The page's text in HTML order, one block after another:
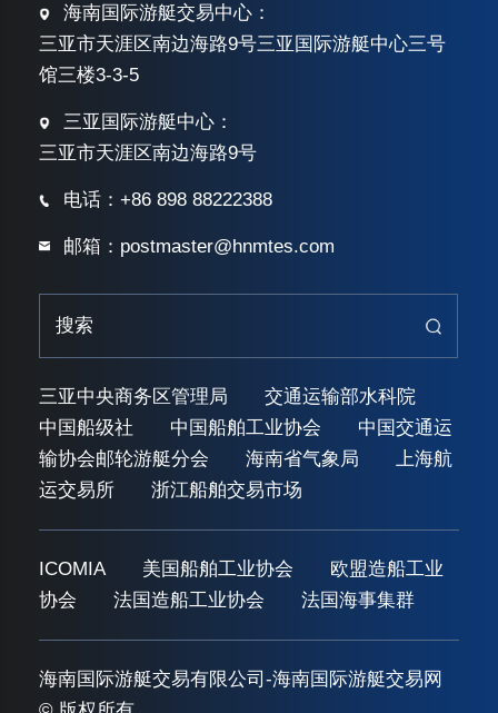
海南国际游艇交易中心：
三亚市天涯区南边海路9号三亚国际游艇中心三号
馆三楼3-3-5
三亚国际游艇中心：
三亚市天涯区南边海路9号
电话：+86 898 88222388
邮箱：postmaster@hnmtes.com
三亚中央商务区管理局
交通运输部水科院
中国船级社
中国船舶工业协会
中国交通运
输协会邮轮游艇分会
海南省气象局
上海航
运交易所
浙江船舶交易市场
ICOMIA 美国船舶工业协会
欧盟造船工业
协会
法国造船工业协会 法国海事集群
海南国际游艇交易有限公司-海南国际游艇交易网